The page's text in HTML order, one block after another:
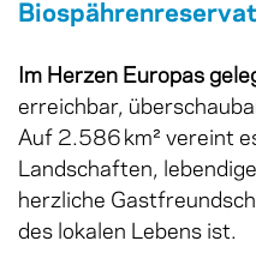
Biospährenreservat
Im Herzen Europas
erreichbar,
Auf 2.586 km² vereint
Landschaften,
herzliche
des lokalen Lebens ist.